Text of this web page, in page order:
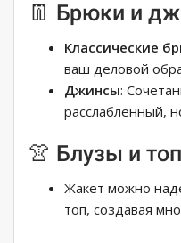
👖 Брюки и
Классические
ваш деловой
Джинсы:
расслабленный,
👚 Блузы и
Жакет можно
топ, создавая